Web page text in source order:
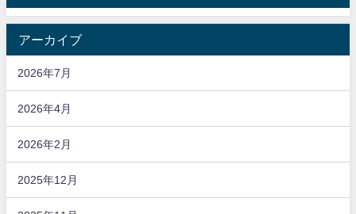
アーカイブ
2026年7月
2026年4月
2026年2月
2025年12月